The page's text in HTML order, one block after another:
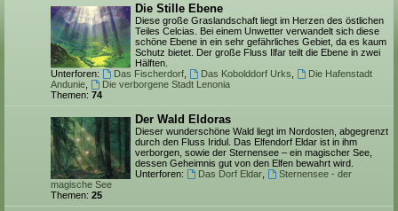
Die Stille Ebene
Diese große Graslandschaft liegt im Herzen des östlichen
Teiles Celcias. Bei einem Unwetter verwandelt sich diese
schöne Ebene in ein sehr gefährliches Gebiet, da es kaum
Schutz bietet. Der große Fluss Ilfar teilt die Ebene in zwei
Hälften.
Unterforen:
Das Fischerdorf, Das Kobolddorf Urks
Die Hafenstadt
Andunie
Die verborgene Stadt Lenonia
Themen: 74
Der Wald Eldoras
Dieser wunderschöne Wald liegt im Nordosten, abgegrenzt
durch den Fluss Iridul. Das Elfendorf Eldar ist in ihm
verborgen, sowie der Sternensee – ein magischer See,
dessen Geheimnis gut von den Elfen bewahrt wird.
Unterforen:
Das Dorf Eldar,
Sternensee - der
magische See
Themen: 25